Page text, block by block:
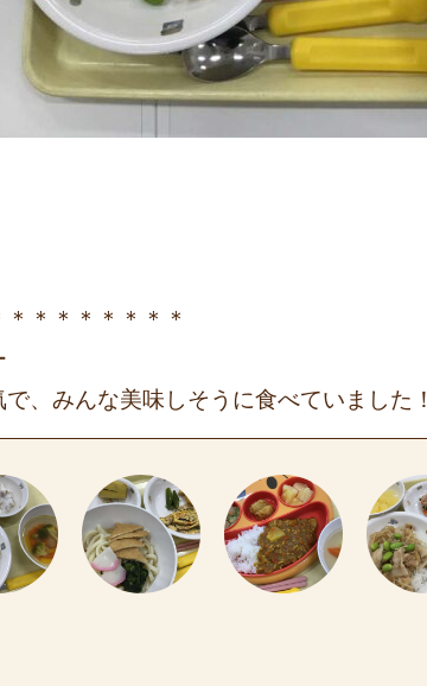
＊＊＊＊＊＊＊
、みんな美味しそうに食べていました！